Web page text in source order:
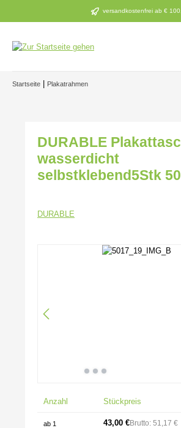
Zum Hauptinhalt springen versandkostenfrei ab €
Startseite Plakatrahmen
DURABLE
wasserdicht
selbstklebend5Stk
DURABLE
Bildergalerie überspringen
Anzahl Stückpreis
ab 1 43,00 €Brutto: 51,17 €